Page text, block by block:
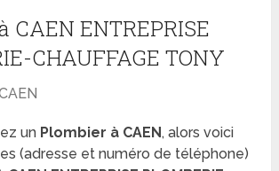
CAEN ENTREPRISE
CHAUFFAGE TONY
un Plombier à CAEN, alors voici
(adresse et numéro de téléphone)